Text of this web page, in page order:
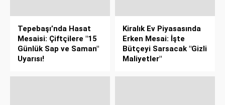
Tepebaşı’nda Hasat
Mesaisi: Çiftçilere "15
Günlük Sap ve Saman"
Uyarısı!
Kiralık Ev Piyasasında
Erken Mesai: İşte
Bütçeyi Sarsacak "Gizli
Maliyetler"